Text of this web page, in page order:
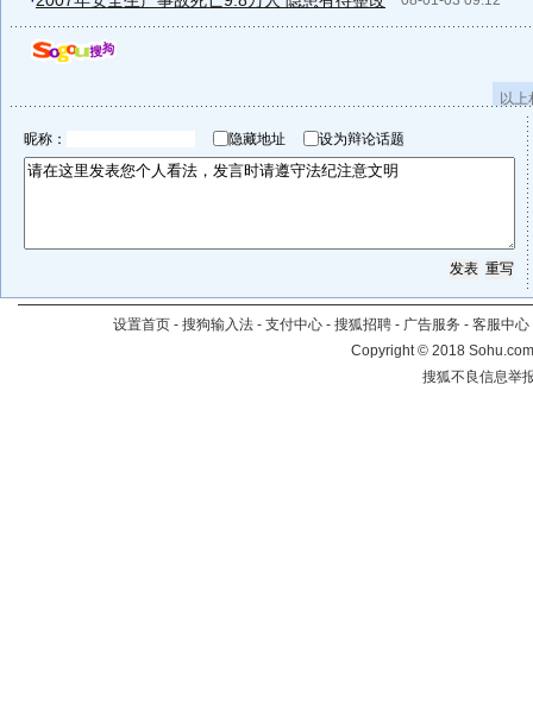
以
昵称： 隐藏地址 设为辩论话题
设置首页 - 搜狗输入法 - 支付中心 - 搜狐招聘 - 广告服务 - 客服中心
Copyright©2018
搜狐不良信息举